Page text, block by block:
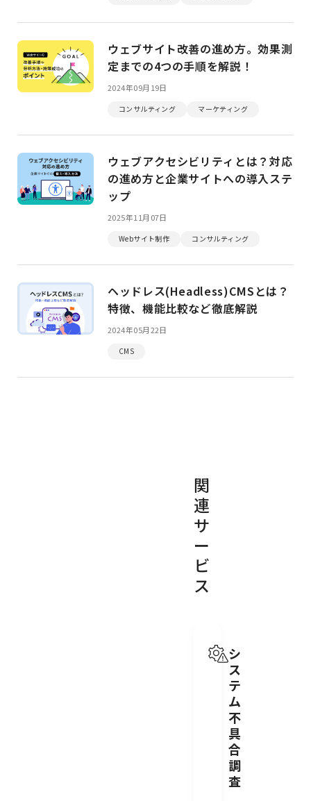
ウェブサイト改善の進め方。効果測
定までの4つの手順を解説！
2024年09月19日
コンサルティング マーケティング
ウェブアクセシビリティとは？対応
の進め方と企業サイトへの導入ステ
ップ
2025年11月07日
Webサイト制作 コンサルティング
ヘッドレス(Headless)CMSとは？
特徴、機能比較など徹底解説
2024年05月22日
CMS
関
連
サ
ー
ビ
ス
シ
ス
テ
ム
不
具
合
調
査